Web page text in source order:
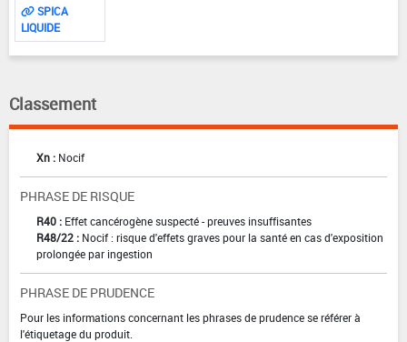
SPICA
LIQUIDE
Classement
Xn : Nocif
PHRASE DE RISQUE
R40 : Effet cancérogène suspecté - preuves insuffisantes
R48/22 : Nocif : risque d'effets graves pour la santé en cas d'exposition
prolongée par ingestion
PHRASE DE PRUDENCE
Pour les informations concernant les phrases de prudence se référer à
l'étiquetage du produit.